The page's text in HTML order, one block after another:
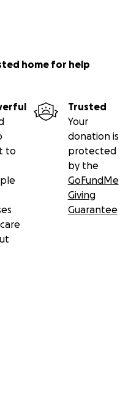
home for help
to
Trusted
Your
donation is
protected
by the
GoFundMe
Giving
Guarantee